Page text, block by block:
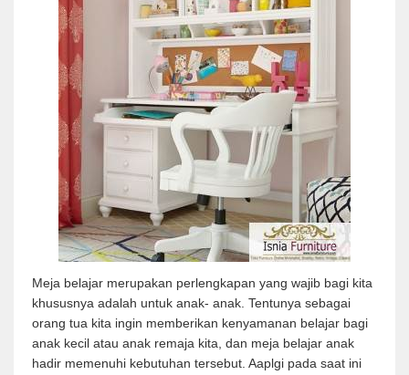
Meja belajar merupakan perlengkapan yang wajib bagi kita
khususnya adalah untuk anak- anak. Tentunya sebagai
orang tua kita ingin memberikan kenyamanan belajar bagi
anak kecil atau anak remaja kita, dan meja belajar anak
hadir memenuhi kebutuhan tersebut. Aaplgi pada saat ini